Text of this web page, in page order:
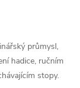
průmysl,
hadice, ručním
stopy.